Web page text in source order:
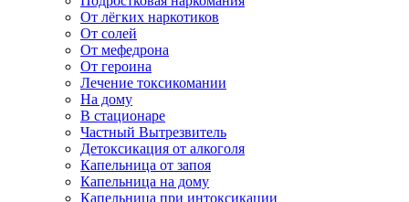
От лёгких наркотиков
От солей
От мефедрона
От героина
Лечение токсикомании
На дому
В стационаре
Частный Вытрезвитель
Детоксикация от алкоголя
Капельница от запоя
Капельница на дому
Капельница при интоксикации